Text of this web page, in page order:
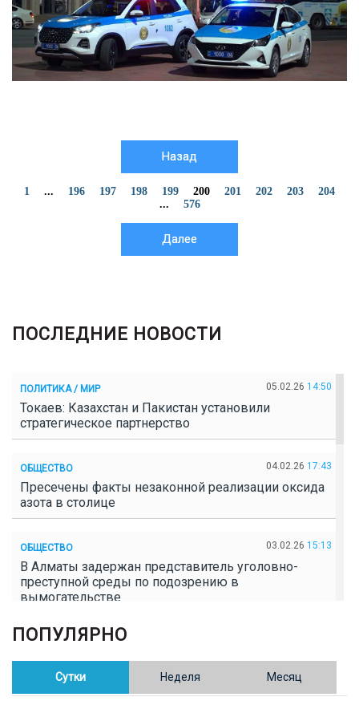
Назад
1 ... 196 197 198 199 200 201 202 203
204
...
576
Далее
ПОСЛЕДНИЕ НОВОСТИ
ПОЛИТИКА / МИР 05.02.26 14:50
Токаев: Казахстан и Пакистан установили
стратегическое партнерство
ОБЩЕСТВО 04.02.26 17:43
Пресечены факты незаконной реализации оксида
азота в столице
ОБЩЕСТВО 03.02.26 15:13
В Алматы задержан представитель уголовно-
преступной среды по подозрению в
вымогательстве
ОБЩЕСТВО
Полицейские пресекли незаконное выращивание
конопли в Таразе
ПОПУЛЯРНО
Сутки Неделя Месяц